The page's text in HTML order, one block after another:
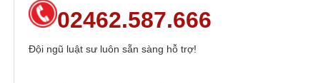
02462.587.666
Đội ngũ luật sư luôn sẵn sàng hỗ trợ!